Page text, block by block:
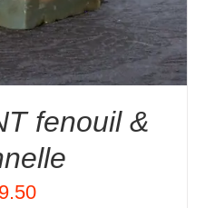
fenouil &
9.50